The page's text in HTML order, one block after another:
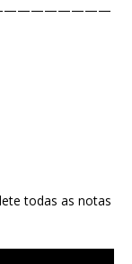
todas as notas